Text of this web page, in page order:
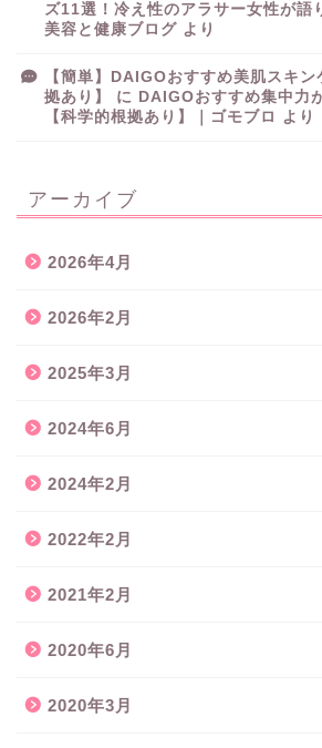
ズ11選！冷え性のアラサー女性が語
美容と健康ブログ より
【簡単】DAIGOおすすめ美肌スキ
拠あり】
に DAIGOおすすめ集中力
【科学的根拠あり】｜ゴモブロ より
アーカイブ
2026年4月
2026年2月
2025年3月
2024年6月
2024年2月
2022年2月
2021年2月
2020年6月
2020年3月